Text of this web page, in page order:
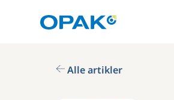
Alle artikler